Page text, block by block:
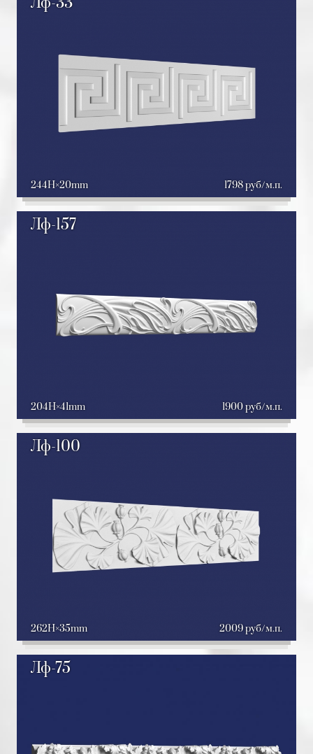
244H 20mm 1798 руб/м.п.
Лф-157
204H 41mm 1900 руб/м.п.
Лф-100
262H 35mm 2009 руб/м.п.
Лф-75